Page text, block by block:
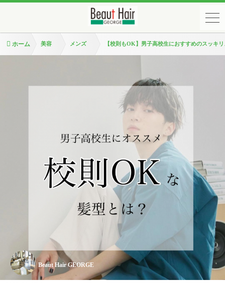
ホーム 美容 メンズ 【校則もOK】男子高校生におすすめのスッキ
Beaut Hair GEORGE